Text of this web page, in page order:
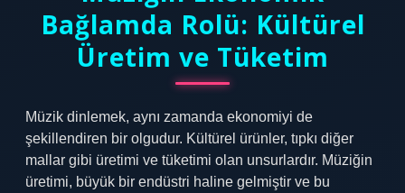
Bağlamda Rolü: Kültürel
Üretim ve Tüketim
Müzik dinlemek, aynı zamanda ekonomiyi de
şekillendiren bir olgudur. Kültürel ürünler, tıpkı diğer
mallar gibi üretimi ve tüketimi olan unsurlardır. Müziğin
üretimi, büyük bir endüstri haline gelmiştir ve bu